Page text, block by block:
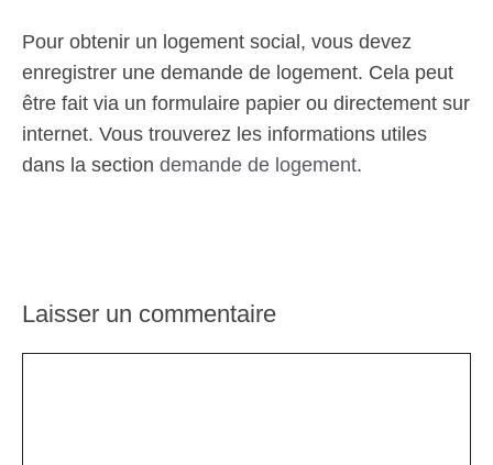
Pour obtenir un logement social, vous devez
enregistrer une demande de logement. Cela peut
être fait via un formulaire papier ou directement sur
internet. Vous trouverez les informations utiles
dans la section demande de logement.
Laisser un commentaire